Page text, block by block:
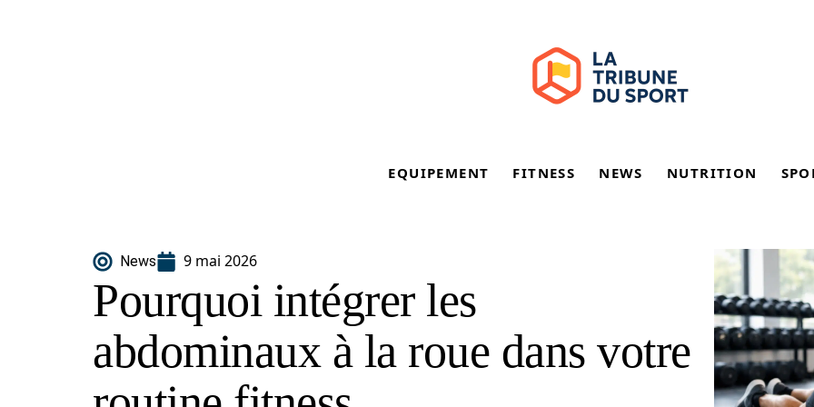
EQUIPEMENT FITNESS NEWS NUTRITION
News 9 mai 2026
Pourquoi intégrer les
abdominaux à la roue dans votre